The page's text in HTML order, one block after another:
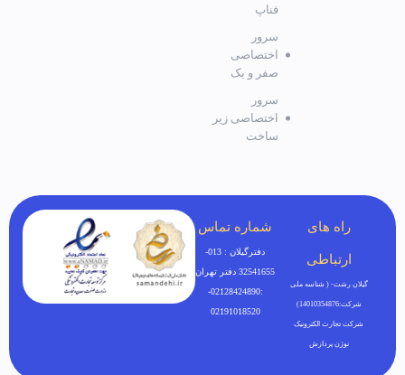
فناپ
سرور
اختصاصی
صفر و یک
سرور
اختصاصی زیر
ساخت
راه های
ارتباطی
گیلان رشت- ( شناسه ملی
شرکت:14010354876)
شرکت تجارت الکترونیک
نوژن پردازش
شماره تماس
دفترگیلان : 013-
32541655 دفتر تهران
:02128424890-
02191018520